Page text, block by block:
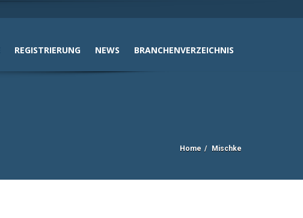
REGISTRIERUNG NEWS BRANCHENVERZEICHNIS
Home Mischke